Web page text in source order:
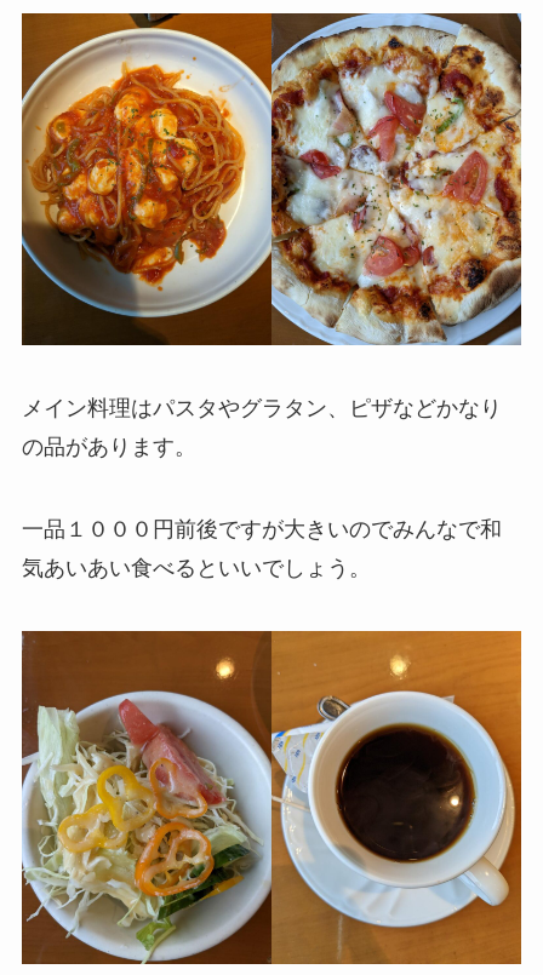
メイン料理はパスタやグラタン、ピザなどかなり
の品があります。
一品１０００円前後ですが大きいのでみんなで和
気あいあい食べるといいでしょう。